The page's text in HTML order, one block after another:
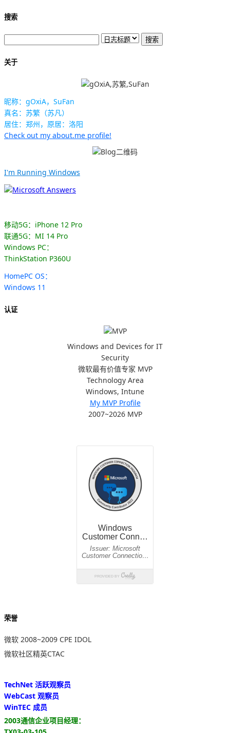
搜索
关于
昵称：gOxiA，SuFan
真名：苏繁（苏凡）
居住：郑州，原居：洛阳
Check out my about.me profile!
I'm Running Windows
移动5G：iPhone 12 Pro
联通5G：MI 14 Pro
Windows PC：
ThinkStation P360U
HomePC OS：
Windows 11
认证
Windows and Devices for IT
Security
微软最有价值专家 MVP
Technology Area
Windows, Intune
My MVP Profile
2007~2026 MVP
荣誉
微软 2008~2009 CPE IDOL
微软社区精英CTAC
TechNet 活跃观察员
WebCast 观察员
WinTEC 成员
2003通信企业项目经理：